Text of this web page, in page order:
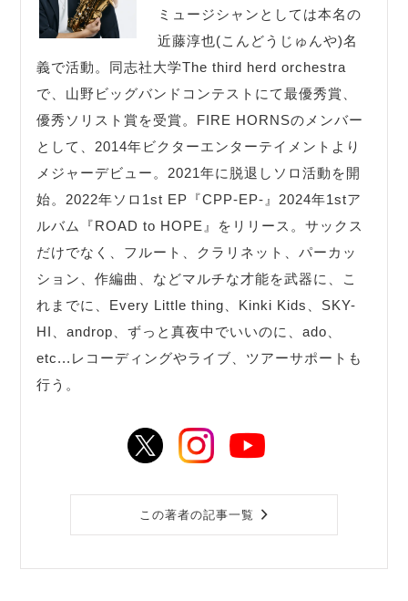
ミュージシャンとしては本名の
近藤淳也(こんどうじゅんや)名
義で活動。同志社大学The third herd orchestra
で、山野ビッグバンドコンテストにて最優秀賞、
優秀ソリスト賞を受賞。FIRE HORNSのメンバー
として、2014年ビクターエンターテイメントより
メジャーデビュー。2021年に脱退しソロ活動を開
始。2022年ソロ1st EP『CPP-EP-』2024年1stア
ルバム『ROAD to HOPE』をリリース。サックス
だけでなく、フルート、クラリネット、パーカッ
ション、作編曲、などマルチな才能を武器に、こ
れまでに、Every Little thing、Kinki Kids、SKY-
HI、androp、ずっと真夜中でいいのに、ado、
etc...レコーディングやライブ、ツアーサポートも
行う。
この著者の記事一覧